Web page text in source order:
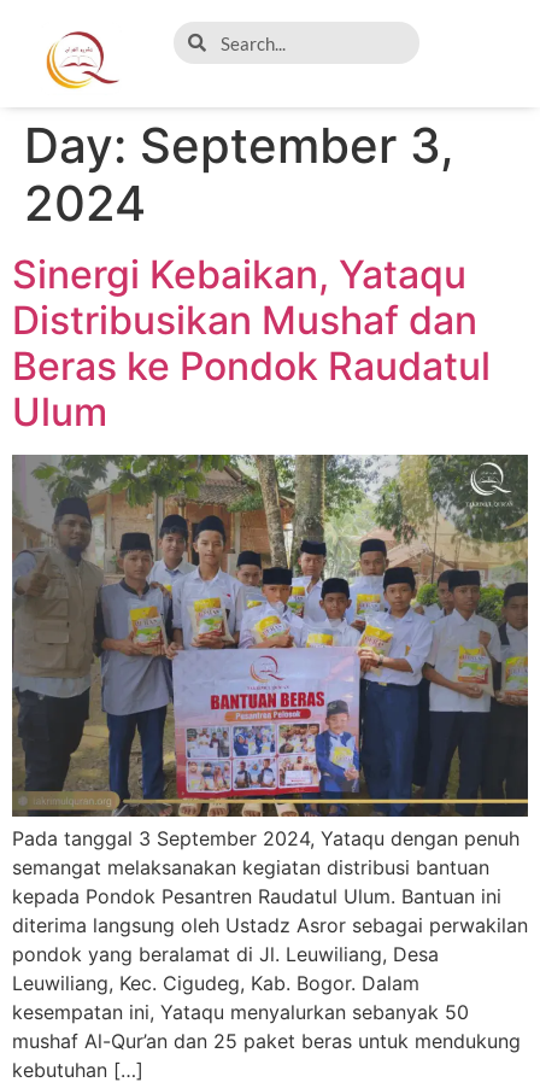
Day: September 3,
2024
Sinergi Kebaikan, Yataqu
Distribusikan Mushaf dan
Beras ke Pondok Raudatul
Ulum
Pada tanggal 3 September 2024, Yataqu dengan penuh
semangat melaksanakan kegiatan distribusi bantuan
kepada Pondok Pesantren Raudatul Ulum. Bantuan ini
diterima langsung oleh Ustadz Asror sebagai perwakilan
pondok yang beralamat di Jl. Leuwiliang, Desa
Leuwiliang, Kec. Cigudeg, Kab. Bogor. Dalam
kesempatan ini, Yataqu menyalurkan sebanyak 50
mushaf Al-Qur’an dan 25 paket beras untuk mendukung
kebutuhan […]